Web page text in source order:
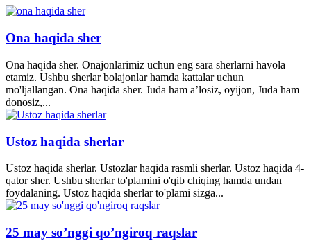
Ona haqida sher
Ona haqida sher. Onajonlarimiz uchun eng sara sherlarni havola
etamiz. Ushbu sherlar bolajonlar hamda kattalar uchun
mo'ljallangan. Ona haqida sher. Juda ham a’losiz, oyijon, Juda ham
donosiz,...
Ustoz haqida sherlar
Ustoz haqida sherlar. Ustozlar haqida rasmli sherlar. Ustoz haqida 4-
qator sher. Ushbu sherlar to'plamini o'qib chiqing hamda undan
foydalaning. Ustoz haqida sherlar to'plami sizga...
25 may so’nggi qo’ngiroq raqslar